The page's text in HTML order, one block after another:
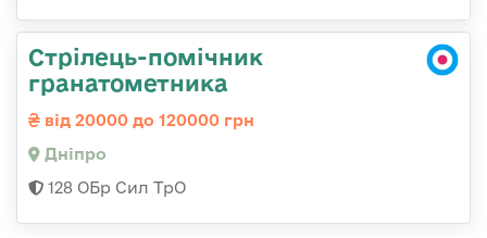
Стрілець-помічник
гранатометника
від 20000 до 120000 грн
Дніпро
128 ОБр Сил ТрО